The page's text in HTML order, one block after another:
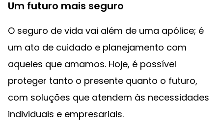
Um futuro mais seguro
O seguro de vida vai além de uma apólice; é
um ato de cuidado e planejamento com
aqueles que amamos. Hoje, é possível
proteger tanto o presente quanto o futuro,
com soluções que atendem às necessidades
individuais e empresariais.